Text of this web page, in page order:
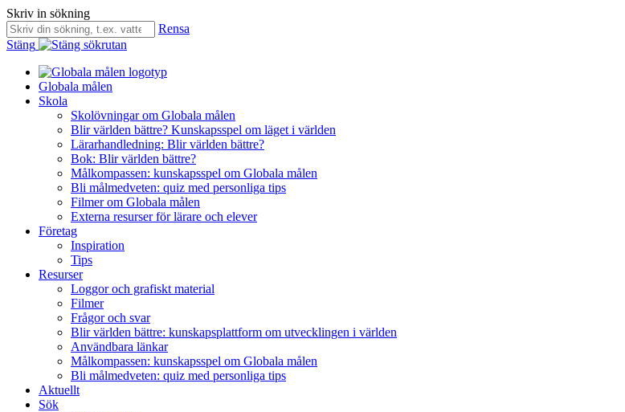
Skriv in sökning
Rensa
Stäng
Globala målen
Skola
Skolövningar om Globala målen
Blir världen bättre? Kunskapsspel om läget i världen
Lärarhandledning: Blir världen bättre?
Bok: Blir världen bättre?
Målkompassen: kunskapsspel om Globala målen
Bli målmedveten: quiz med personliga tips
Filmer om Globala målen
Externa resurser för lärare och elever
Företag
Inspiration
Tips
Resurser
Loggor och grafiskt material
Filmer
Frågor och svar
Blir världen bättre: kunskapsplattform om utvecklingen i världen
Användbara länkar
Målkompassen: kunskapsspel om Globala målen
Bli målmedveten: quiz med personliga tips
Aktuellt
Sök